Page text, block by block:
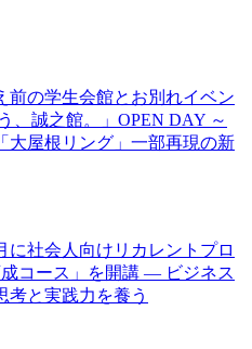
の学生会館とお別れイベン
、誠之館。」OPEN DAY ～
大屋根リング」一部再現の新
に社会人向けリカレントプロ
コース」を開講 ― ビジネス
考と実践力を養う